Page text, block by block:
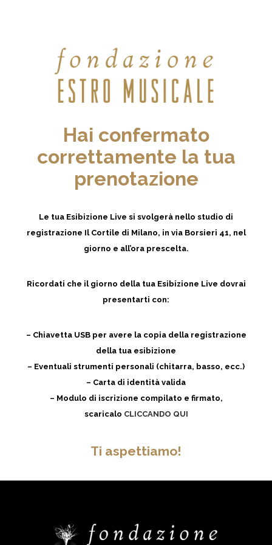
Hai confermato
correttamente la tua
prenotazione
Le tua Esibizione Live si svolgerà nello studio di
registrazione Il Cortile di Milano, in via Borsieri 41, nel
giorno e all’ora prescelta.
Ricordati che il giorno della tua Esibizione Live dovrai
presentarti con:
– Chiavetta USB per avere la copia della registrazione
della tua esibizione
– Eventuali strumenti personali (chitarra, basso, ecc.)
– Carta di identità valida
– Modulo di iscrizione compilato e firmato,
scaricalo CLICCANDO QUI
Ti aspettiamo!